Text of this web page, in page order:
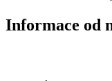
Informace od